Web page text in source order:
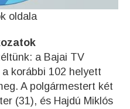
oldala
a Bajai TV
korábbi 102 helyett
A polgármestert két
(31), és Hajdú Miklós